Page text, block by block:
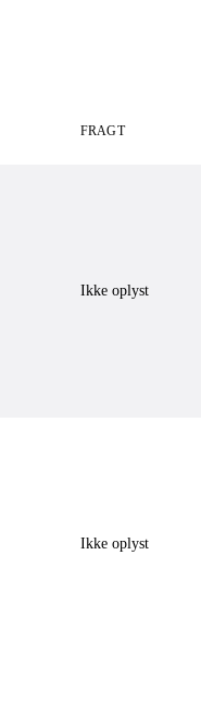
FRAGT
Ikke oplyst
Ikke oplyst